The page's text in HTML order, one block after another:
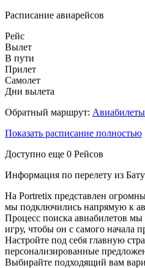
Расписание авиарейсов
Рейс
Вылет
В пути
Прилет
Самолет
Дни вылета
Обратный маршрут:
Показать расписание полностью
Доступно еще 0 Рейсов
Информация по перелету из
На Portretix представлен
мы подключились напрямую к
Процесс поиска авиабилетов
игру, чтобы он с самого начала
Настройте под себя главную
персонализированные
Выбирайте подходящий вам